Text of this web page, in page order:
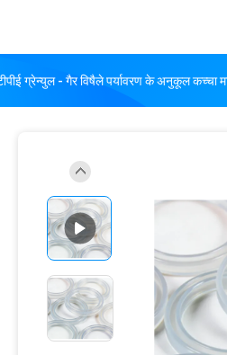
ग्रेन्युल - गैर विषैले पर्यावरण के अनुकूल